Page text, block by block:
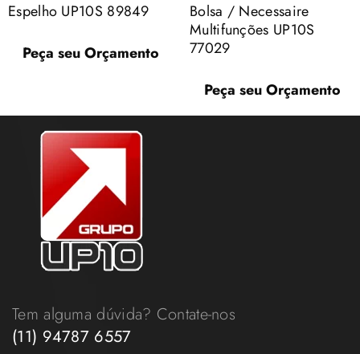
Espelho UP10S 89849
Peça seu Orçamento
Bolsa / Necessaire
Multifunções UP10S
77029
Peça seu Orçamento
Tem alguma dúvida? Contate-nos
(11) 94787 6557